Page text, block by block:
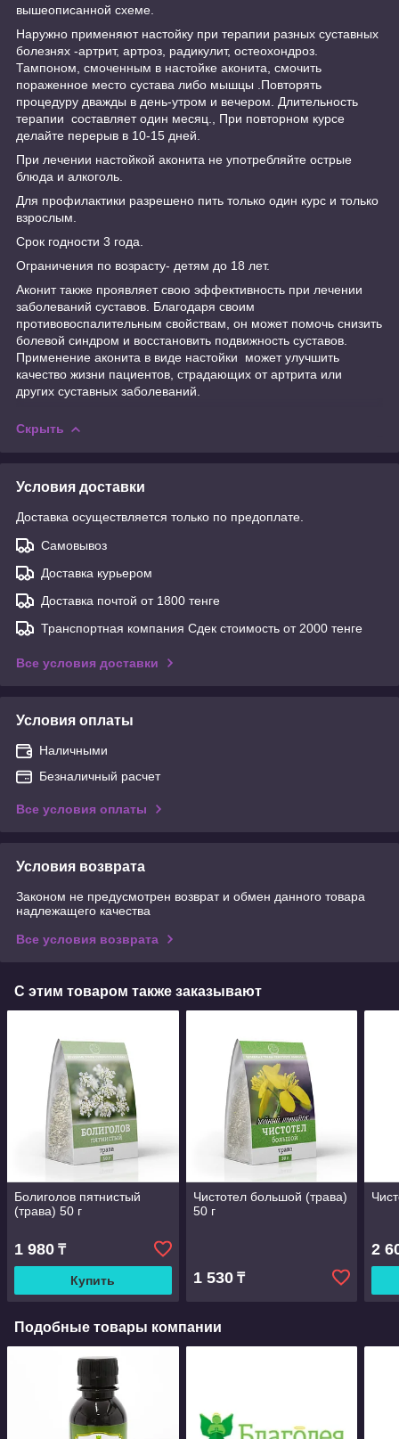
вышеописанной схеме.
Наружно применяют настойку при терапии разных суставных
болезнях -артрит, артроз, радикулит, остеохондроз.
Тампоном, смоченным в настойке аконита, смочить
пораженное место сустава либо мышцы .Повторять
процедуру дважды в день-утром и вечером. Длительность
терапии составляет один месяц., При повторном курсе
делайте перерыв в 10-15 дней.
При лечении настойкой аконита не употребляйте острые
блюда и алкоголь.
Для профилактики разрешено пить только один курс и только
взрослым.
Срок годности 3 года.
Ограничения по возрасту- детям до 18 лет.
Аконит также проявляет свою эффективность при лечении
заболеваний суставов. Благодаря своим
противовоспалительным свойствам, он может помочь снизить
болевой синдром и восстановить подвижность суставов.
Применение аконита в виде настойки может улучшить
качество жизни пациентов, страдающих от артрита или
других суставных заболеваний.
Скрыть
Условия доставки
Доставка осуществляется только по предоплате.
Самовывоз
Доставка курьером
Доставка почтой от 1800 тенге
Транспортная компания Сдек стоимость от 2000 тенге
Все условия доставки
Условия оплаты
Наличными
Безналичный расчет
Все условия оплаты
Условия возврата
Законом не предусмотрен возврат и обмен данного товара
надлежащего качества
Все условия возврата
С этим товаром также заказывают
Болиголов пятнистый
(трава) 50 г
1 980 ₸
Купить
Чистотел большой (трава)
50 г
1 530₸
2
Подобные товары компании